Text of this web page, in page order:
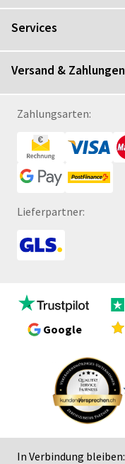
Services
Versand & Zahlungen
Zahlungsarten:
Lieferpartner:
Google
In Verbindung bleiben: